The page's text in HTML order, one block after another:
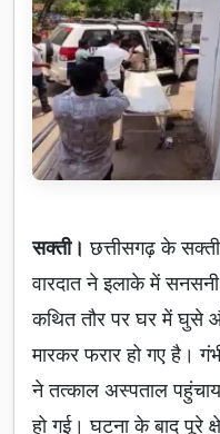
सक्ती।छत्तीसगढ़ के सक्ती
वारदात ने इलाके में
कथित तौर पर घर में घुसे
मारकर फरार हो गए है।
ने तत्काल अस्पताल
हो गई। घटना के बाद पूरे